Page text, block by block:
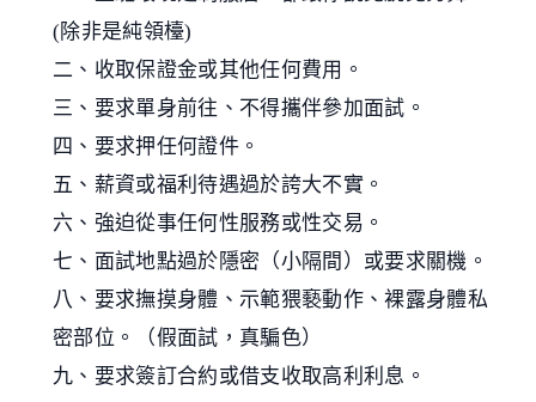
(除非是純領檯)
二、收取保證金或其他任何費用。
三、要求單身前往、不得攜伴參加面試。
四、要求押任何證件。
五、薪資或福利待遇過於誇大不實。
六、強迫從事任何性服務或性交易。
七、面試地點過於隱密（小隔間）或要求關機。
八、要求撫摸身體、示範猥褻動作、裸露身體私
密部位。（假面試，真騙色）
九、要求簽訂合約或借支收取高利利息。